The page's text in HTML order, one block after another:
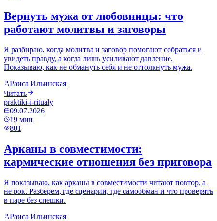
Вернуть мужа от любовницы: что
работают молитвы и заговоры
Я разбираю, когда молитва и заговор помогают собраться и
увидеть правду, а когда лишь усиливают давление.
Показываю, как не обмануть себя и не оттолкнуть мужа.
Раиса Ильинская
Читать
praktiki-i-ritualy
09.07.2026
19 мин
801
Арканы в совместимости:
кармические отношения без приговора
Я показываю, как арканы в совместимости читают повтор, а
не рок. Разберём, где сценарий, где самообман и что проверять
в паре без спешки.
Раиса Ильинская